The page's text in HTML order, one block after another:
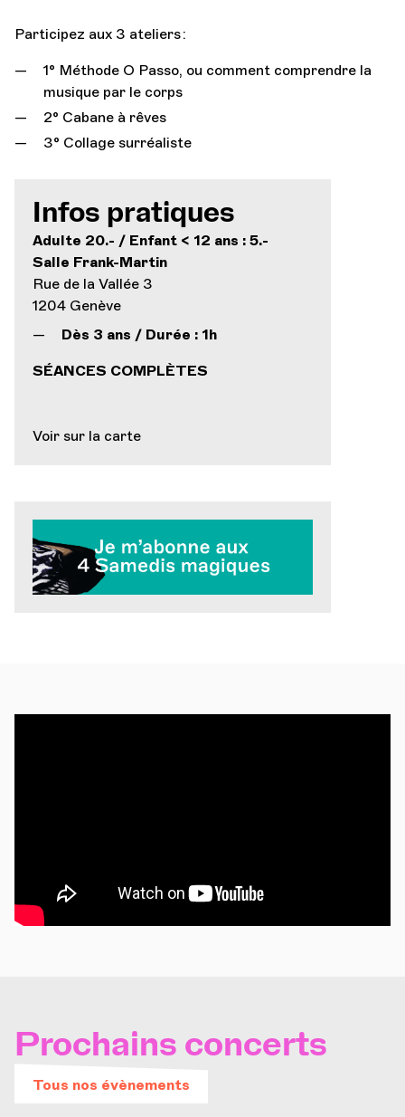
Participez aux 3 ateliers :
1° Méthode O Passo, ou comment comprendre la
musique par le corps
2° Cabane à rêves
3° Collage surréaliste
Infos pratiques
Adulte 20.- / Enfant < 12 ans : 5.-
Salle Frank-Martin
Rue de la Vallée 3
1204 Genève
Dès 3 ans / Durée : 1h
SÉANCES COMPLÈTES
Voir sur la carte
Prochains concerts
Tous nos évènements